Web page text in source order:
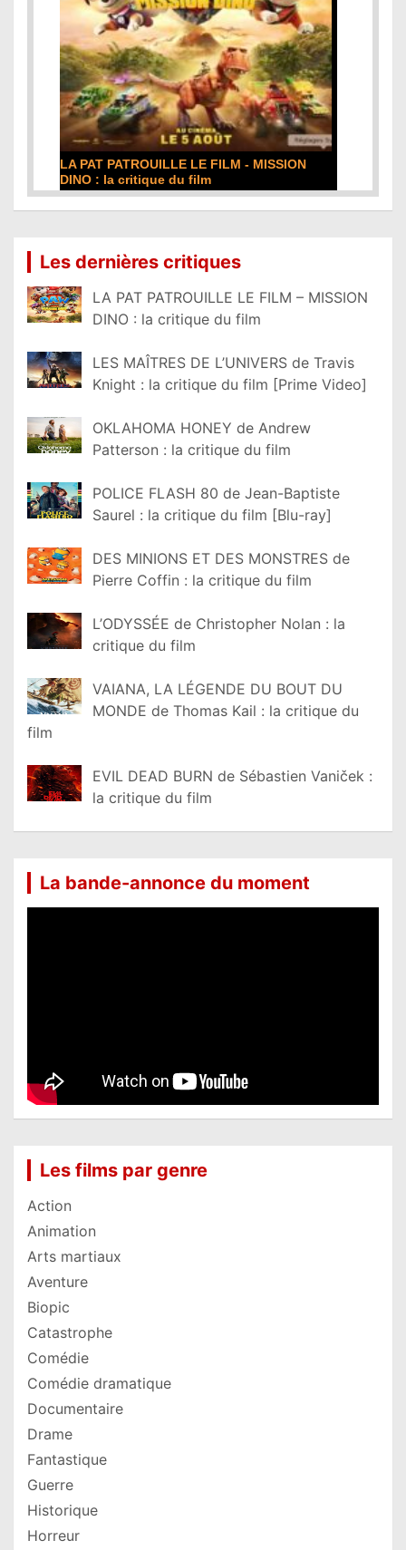
LA PAT PATROUILLE LE FILM - MISSION
DINO : la critique du film
Les dernières critiques
LA PAT PATROUILLE LE FILM – MISSION
DINO : la critique du film
LES MAÎTRES DE L’UNIVERS de Travis
Knight : la critique du film [Prime Video]
OKLAHOMA HONEY de Andrew
Patterson : la critique du film
POLICE FLASH 80 de Jean-Baptiste
Saurel : la critique du film [Blu-ray]
DES MINIONS ET DES MONSTRES de
Pierre Coffin : la critique du film
L’ODYSSÉE de Christopher Nolan : la
critique du film
VAIANA, LA LÉGENDE DU BOUT DU
MONDE de Thomas Kail : la critique du
film
EVIL DEAD BURN de Sébastien Vaniček :
la critique du film
La bande-annonce du moment
Les films par genre
Action
Animation
Arts martiaux
Aventure
Biopic
Catastrophe
Comédie
Comédie dramatique
Documentaire
Drame
Fantastique
Guerre
Historique
Horreur